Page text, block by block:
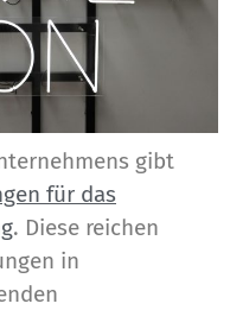
gibt
für das
. Diese reichen
in